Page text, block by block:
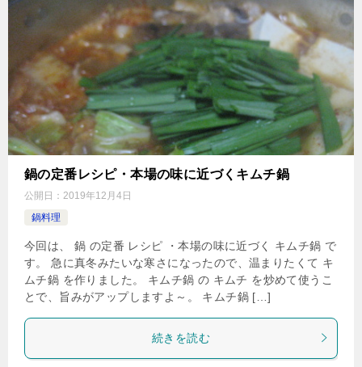
鍋の定番レシピ・本場の味に近づくキムチ鍋
公開日： 2019年12月4日
鍋料理
今回は、 鍋 の定番 レシピ ・本場の味に近づく キムチ鍋 で
す。 急に真冬みたいな寒さになったので、温まりたくて キ
ムチ鍋 を作りました。 キムチ鍋 の キムチ を炒めて使うこ
とで、旨みがアップしますよ～。 キムチ鍋 […]
続きを読む